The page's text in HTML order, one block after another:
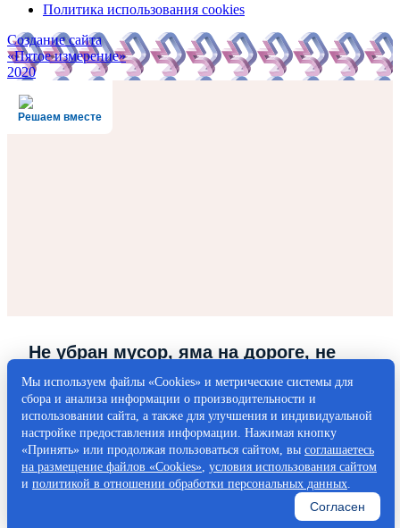
Политика использования cookies
Создание сайта
«Пятое измерение»
2020
Решаем вместе
Не убран мусор, яма на дороге, не
горит фонарь?
Столкнулись с проблемой — сообщите о ней!
Написать о проблеме
Мы используем файлы «Cookies» и метрические системы для
сбора и анализа информации о производительности и
использовании сайта, а также для улучшения и индивидуальной
настройке предоставления информации. Нажимая кнопку
«Принять» или продолжая пользоваться сайтом, вы соглашаетесь
на размещение файлов «Cookies», условия использования сайтом
и политикой в отношении обработки персональных данных.
Согласен